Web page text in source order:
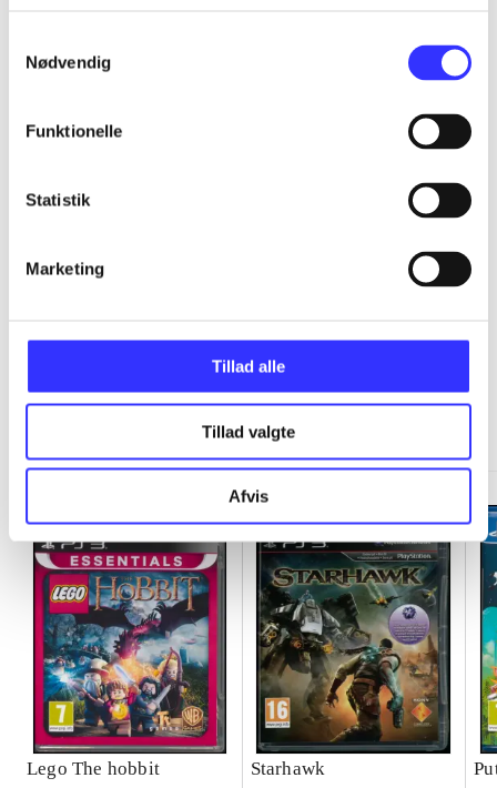
Nødvendig
Funktionelle
Statistik
Marketing
Tillad alle
Tillad valgte
Afvis
Minder om
Lego The hobbit Starhawk